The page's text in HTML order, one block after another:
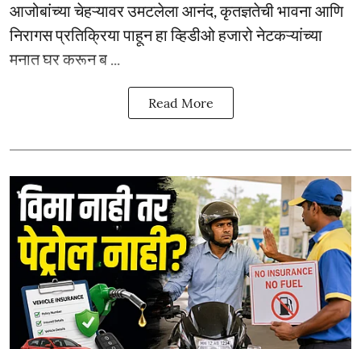
आजोबांच्या चेहऱ्यावर उमटलेला आनंद, कृतज्ञतेची भावना आणि
निरागस प्रतिक्रिया पाहून हा व्हिडीओ हजारो नेटकऱ्यांच्या
मनात घर करून ब ...
Read More